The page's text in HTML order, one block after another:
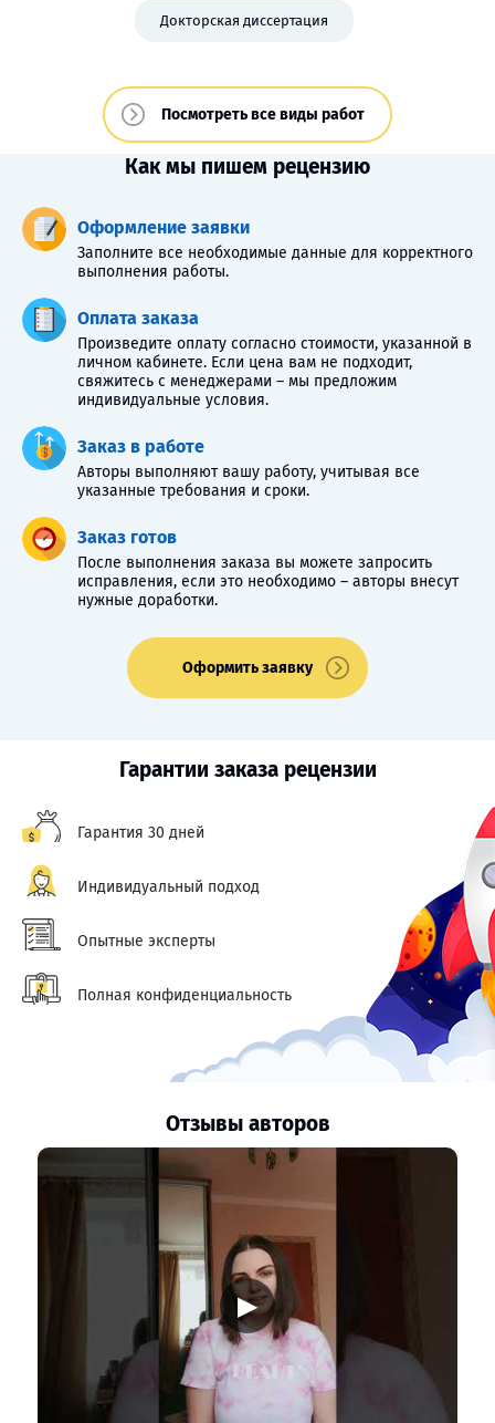
Докторская диссертация
Посмотреть все виды работ
Как мы пишем рецензию
Оформление заявки
Заполните все необходимые данные для корректного
выполнения работы.
Оплата заказа
Произведите оплату согласно стоимости, указанной в
личном кабинете. Если цена вам не подходит,
свяжитесь с менеджерами – мы предложим
индивидуальные условия.
Заказ в работе
Авторы выполняют вашу работу, учитывая все
указанные требования и сроки.
Заказ готов
После выполнения заказа вы можете запросить
исправления, если это необходимо – авторы внесут
нужные доработки.
Оформить заявку
Гарантии заказа рецензии
Гарантия 30 дней
Индивидуальный подход
Опытные эксперты
Полная конфиденциальность
Отзывы авторов
▶